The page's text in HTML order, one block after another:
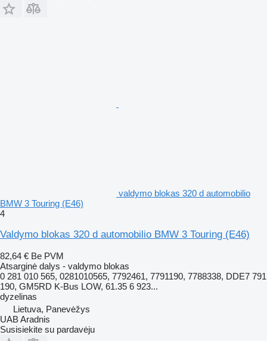
valdymo blokas 320 d automobilio
BMW 3 Touring (E46)
4
Valdymo blokas 320 d automobilio BMW 3 Touring (E46)
82,64 € Be PVM
Atsarginė dalys - valdymo blokas
0 281 010 565, 0281010565, 7792461, 7791190, 7788338, DDE7 791
190, GM5RD K-Bus LOW, 61.35 6 923...
dyzelinas
Lietuva, Panevėžys
UAB Aradnis
Susisiekite su pardavėju